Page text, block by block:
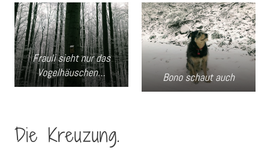
Frauli sieht nur das
Vogelhäuschen…
Bono schaut auch
Die Kreuzung.